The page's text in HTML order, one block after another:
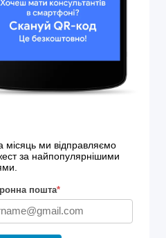
місяць ми відправляємо
за найпопулярнішими
пошта*